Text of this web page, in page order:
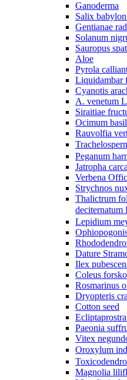
Ganoderma
Salix
Gentianae
Solanum
Sauropus
Aloe
Pyrola
Liquidambar
Cyanotis
A. venetum
Siraitiae
Ocimum
Rauvolfia
Peganum
Jatropha
Verbena
Strychnos
Thalictrum
deciternatum
Lepidium
Dature
Ilex
Coleus
Rosmarinus
Dryopteris
Cotton seed
Paeonia
Vitex
Oroxylum
Magnolia